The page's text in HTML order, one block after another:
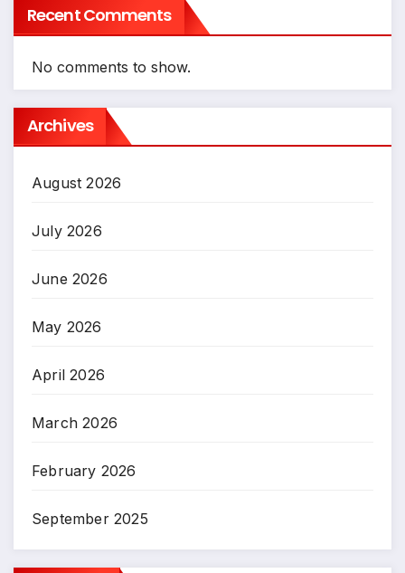
Recent Comments
No comments to show.
Archives
August 2026
July 2026
June 2026
May 2026
April 2026
March 2026
February 2026
September 2025